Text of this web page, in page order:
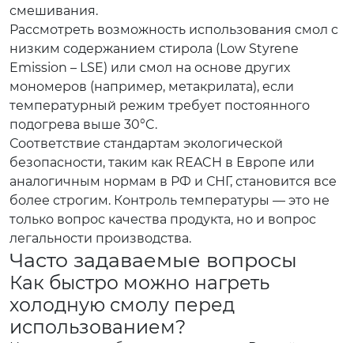
смешивания.
Рассмотреть возможность использования смол с
низким содержанием стирола (Low Styrene
Emission – LSE) или смол на основе других
мономеров (например, метакрилата), если
температурный режим требует постоянного
подогрева выше 30°C.
Соответствие стандартам экологической
безопасности, таким как REACH в Европе или
аналогичным нормам в РФ и СНГ, становится все
более строгим. Контроль температуры — это не
только вопрос качества продукта, но и вопрос
легальности производства.
Часто задаваемые вопросы
Как быстро можно нагреть
холодную смолу перед
использованием?